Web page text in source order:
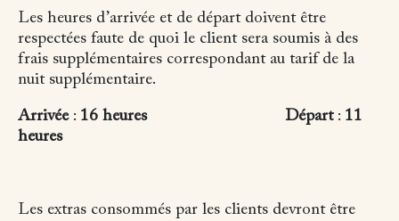
Les heures d’arrivée et de départ doivent être
respectées faute de quoi le client sera soumis à des
frais supplémentaires correspondant au tarif de la
nuit supplémentaire.
Arrivée : 16 heures Départ: 11
heures
Les extras consommés par les clients devront être